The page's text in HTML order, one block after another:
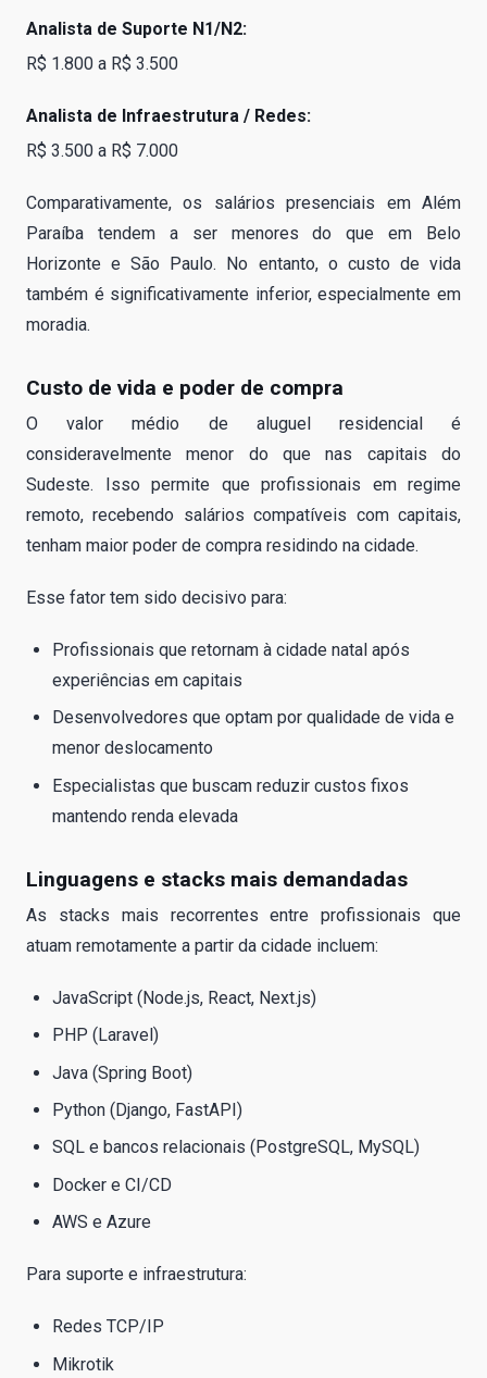
Analista de Suporte N1/N2:
R$ 1.800 a R$ 3.500
Analista de Infraestrutura / Redes:
R$ 3.500 a R$ 7.000
Comparativamente, os salários presenciais em Além
Paraíba tendem a ser menores do que em Belo
Horizonte e São Paulo. No entanto, o custo de vida
também é significativamente inferior, especialmente em
moradia.
Custo de vida e poder de compra
O valor médio de aluguel residencial é
consideravelmente menor do que nas capitais do
Sudeste. Isso permite que profissionais em regime
remoto, recebendo salários compatíveis com capitais,
tenham maior poder de compra residindo na cidade.
Esse fator tem sido decisivo para:
Profissionais que retornam à cidade natal após
experiências em capitais
Desenvolvedores que optam por qualidade de vida e
menor deslocamento
Especialistas que buscam reduzir custos fixos
mantendo renda elevada
Linguagens e stacks mais demandadas
As stacks mais recorrentes entre profissionais que
atuam remotamente a partir da cidade incluem:
JavaScript (Node.js, React, Next.js)
PHP (Laravel)
Java (Spring Boot)
Python (Django, FastAPI)
SQL e bancos relacionais (PostgreSQL, MySQL)
Docker e CI/CD
AWS e Azure
Para suporte e infraestrutura:
Redes TCP/IP
Mikrotik